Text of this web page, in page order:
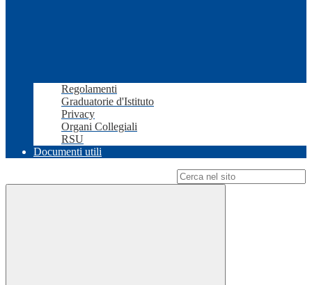
Regolamenti
Graduatorie d'Istituto
Privacy
Organi Collegiali
RSU
Documenti utili